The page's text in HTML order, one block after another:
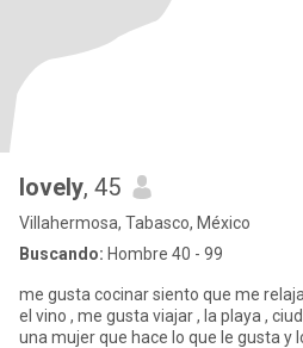
lovely, 45
Villahermosa, Tabasco, México
Buscando: Hombre 40 - 99
me gusta cocinar siento que me
el vino , me gusta viajar , la playa ,
una mujer que hace lo que le gusta y